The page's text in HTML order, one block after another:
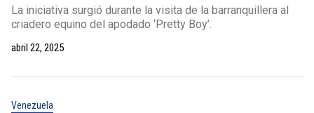
La iniciativa surgió durante la visita de la barranquillera al
criadero equino del apodado ‘Pretty Boy’.
abril 22, 2025
Venezuela